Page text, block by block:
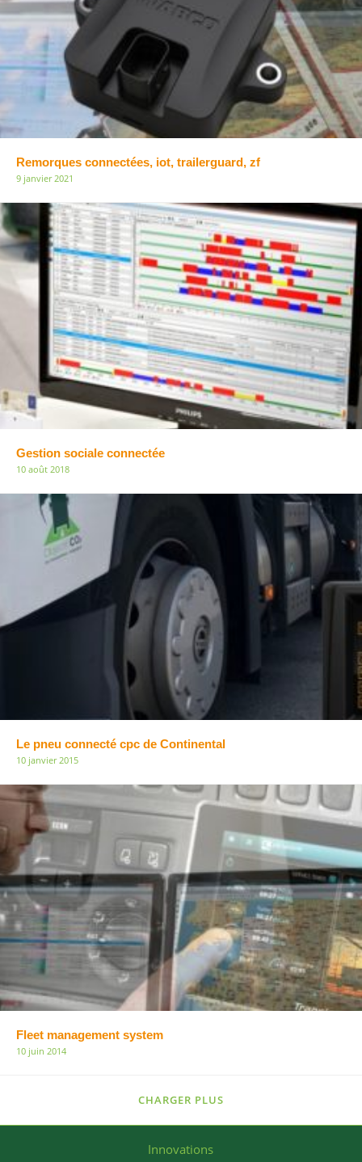
Remorques connectées, iot, trailerguard, zf
9 janvier 2021
Gestion sociale connectée
10 août 2018
Le pneu connecté cpc de Continental
10 janvier 2015
Fleet management system
10 juin 2014
CHARGER PLUS
Innovations